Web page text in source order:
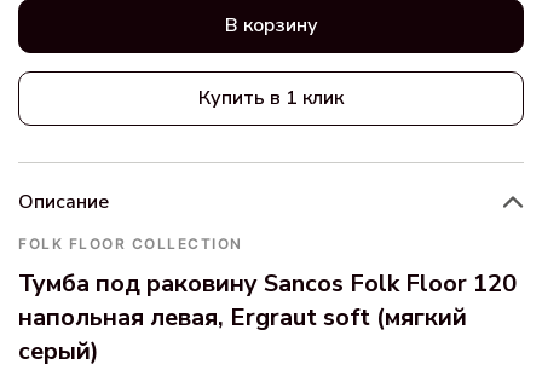
В корзину
Купить в 1 клик
Описание
FOLK FLOOR COLLECTION
Тумба под раковину Sancos Folk Floor 120
напольная левая, Ergraut soft (мягкий
серый)